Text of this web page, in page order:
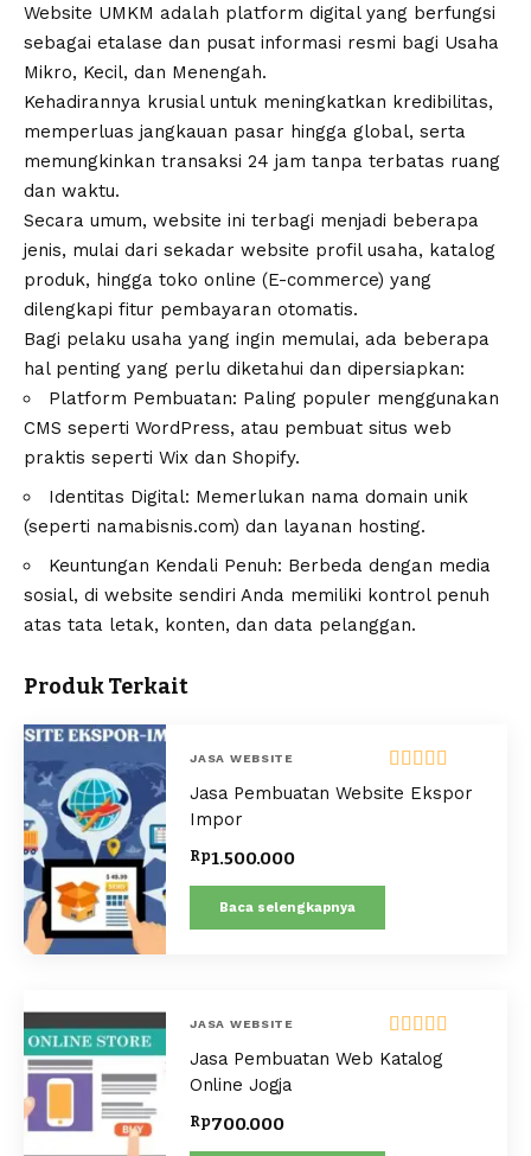
Website UMKM adalah platform digital yang berfungsi
sebagai etalase dan pusat informasi resmi bagi Usaha
Mikro, Kecil, dan Menengah.
Kehadirannya krusial untuk meningkatkan kredibilitas,
memperluas jangkauan pasar hingga global, serta
memungkinkan transaksi 24 jam tanpa terbatas ruang
dan waktu.
Secara umum, website ini terbagi menjadi beberapa
jenis, mulai dari sekadar website profil usaha, katalog
produk, hingga toko online (E-commerce) yang
dilengkapi fitur pembayaran otomatis.
Bagi pelaku usaha yang ingin memulai, ada beberapa
hal penting yang perlu diketahui dan dipersiapkan:
Platform Pembuatan: Paling populer menggunakan
CMS seperti WordPress, atau pembuat situs web
praktis seperti Wix dan Shopify.
Identitas Digital: Memerlukan nama domain unik
(seperti namabisnis.com) dan layanan hosting.
Keuntungan Kendali Penuh: Berbeda dengan media
sosial, di website sendiri Anda memiliki kontrol penuh
atas tata letak, konten, dan data pelanggan.
Produk Terkait
JASA WEBSITE
Dinilai5.00
dari 5
Jasa Pembuatan Website Ekspor
Impor
Rp1.500.000
Baca selengkapnya
JASA WEBSITE
Dinilai
dari 5
Jasa Pembuatan Web Katalog
Online Jogja
Rp700.000